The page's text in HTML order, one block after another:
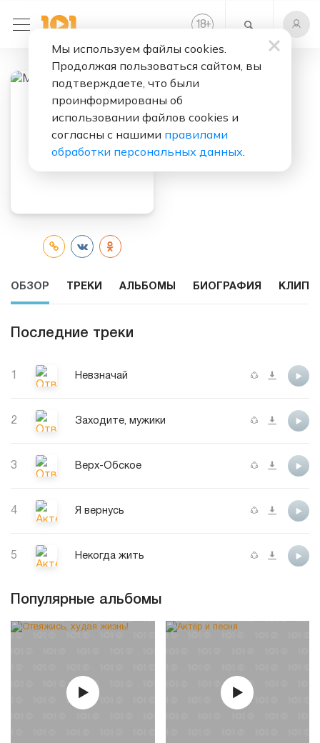
18+
Михаил
Евдокимов
ОБЗОР ТРЕКИ АЛЬБОМЫ БИОГРАФИЯ КЛИПЫ
Последние треки
Невзначай
2 Заходите, мужики
3 Верх-Обское
4 Я вернусь
5 Некогда жить
Популярные альбомы
Мы используем файлы cookies.
Продолжая пользоваться сайтом, вы
подтверждаете, что были
проинформированы об
использовании файлов cookies и
согласны с нашими правилами
обработки персональных данных.